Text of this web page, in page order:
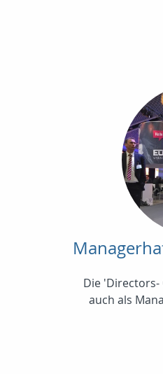
Die 'Directors-
auch als